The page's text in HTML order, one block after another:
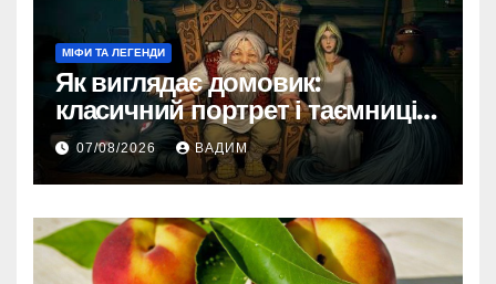
МІФИ ТА ЛЕГЕНДИ
Як виглядає домовик:
класичний портрет і таємниці
зовнішності
07/08/2026 ВАДИМ